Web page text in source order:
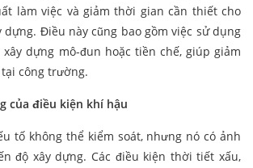
làm việc và giảm thời gian cần thiết cho
dựng. Điều này cũng bao gồm việc sử dụng
dựng mô-đun hoặc tiền chế, giúp giảm
công trường.
của điều kiện khí hậu
tố không thể kiểm soát, nhưng nó có ảnh
độ xây dựng. Các điều kiện thời tiết xấu,